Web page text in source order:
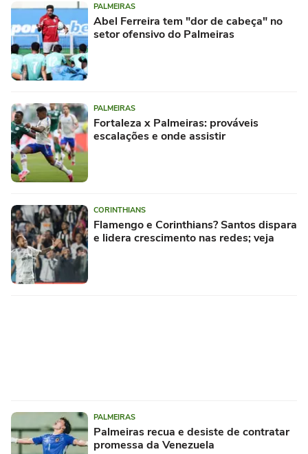
PALMEIRAS
Abel Ferreira tem "dor de cabeça" no
setor ofensivo do Palmeiras
PALMEIRAS
Fortaleza x Palmeiras: prováveis
escalações e onde assistir
CORINTHIANS
Flamengo e Corinthians? Santos dispara
e lidera crescimento nas redes; veja
PALMEIRAS
Palmeiras recua e desiste de contratar
promessa da Venezuela